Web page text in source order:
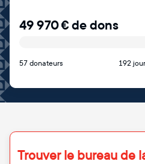
49 970€de dons
57 donateurs 192
Trouver le bureau de